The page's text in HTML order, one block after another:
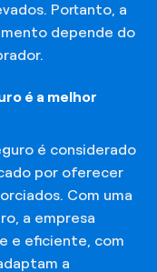
Portanto, a
depende do
é a melhor
é considerado
por oferecer
Com uma
a empresa
e eficiente, com
a